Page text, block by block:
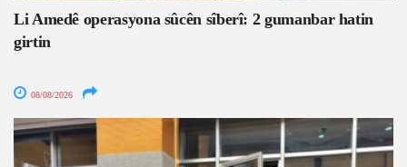
Li Amedê operasyona sûcên sîberî: 2 gumanbar hatin
girtin
08/08/2026